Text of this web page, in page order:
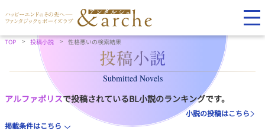
TOP 投稿小説 性格悪いの検索結果
Submitted Novels
アルファポリスで投稿されているBL小説のランキングです。
小説の投稿はこちら
掲載条件はこちら